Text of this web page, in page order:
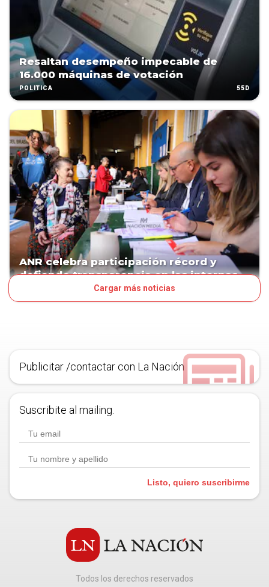
Resaltan desempeño impecable de
16.000 máquinas de votación
POLÍTICA 55D
ANR celebra participación récord y
defiende transparencia en las internas
Cargar más noticias
Publicitar /contactar con La Nación
Suscribite al mailing.
Listo, quiero suscribirme
Todos los derechos reservados